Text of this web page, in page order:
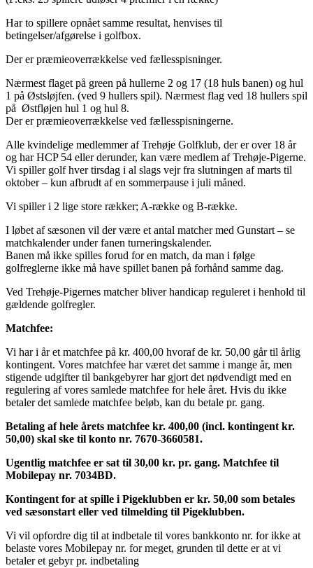
Har to spillere opnået samme resultat, henvises til
betingelser/afgørelse i golfbox.
Der er præmieoverrækkelse ved fællesspisninger.
Nærmest flaget på green på hullerne 2 og 17 (18 huls banen) og hul
1 på Østsløjfen. (ved 9 hullers spil). Nærmest flag ved 18 hullers spil
på Østfløjen hul 1 og hul 8.
Der er præmieoverrækkelse ved fællesspisningerne.
Alle kvindelige medlemmer af Trehøje Golfklub, der er over 18 år
og har HCP 54 eller derunder, kan være medlem af Trehøje-Pigerne.
Vi spiller golf hver tirsdag i al slags vejr fra slutningen af marts til
oktober – kun afbrudt af en sommerpause i juli måned.
Vi spiller i 2 lige store rækker; A-række og B-række.
I løbet af sæsonen vil der være et antal matcher med Gunstart – se
matchkalender under fanen turneringskalender.
Banen må ikke spilles forud for en match, da man i følge
golfreglerne ikke må have spillet banen på forhånd samme dag.
Ved Trehøje-Pigernes matcher bliver handicap reguleret i henhold til
gældende golfregler.
Matchfee:
Vi har i år et matchfee på kr. 400,00 hvoraf de kr. 50,00 går til årlig
kontingent. Vores matchfee har været det samme i mange år, men
stigende udgifter til bankgebyrer har gjort det nødvendigt med en
regulering af vores samlede matchfee for hele året. Hvis du ikke
betaler det samlede matchfee beløb, kan du betale pr. gang.
Betaling af hele årets matchfee kr. 400,00 (incl. kontingent kr.
50,00) skal ske til konto nr. 7670-3660581.
Ugentlig matchfee er sat til 30,00 kr. pr. gang. Matchfee til
Mobilepay nr. 7034BD.
Kontingent for at spille i Pigeklubben er kr. 50,00 som betales
ved sæsonstart eller ved tilmelding til Pigeklubben.
Vi vil opfordre dig til at indbetale til vores bankkonto nr. for ikke at
belaste vores Mobilepay nr. for meget, grunden til dette er at vi
betaler et gebyr pr. indbetaling